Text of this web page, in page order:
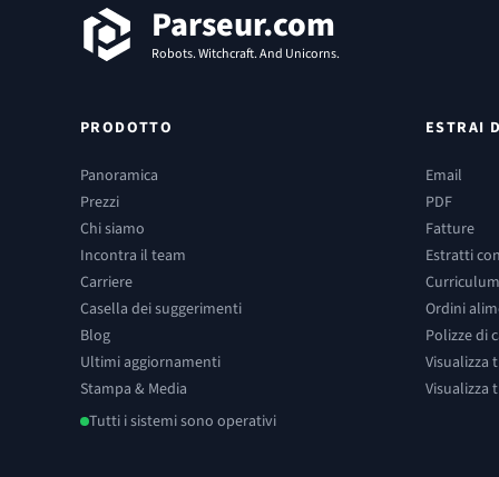
Parseur.com
Robots. Witchcraft. And Unicorns.
PRODOTTO
Panoramica
Prezzi
Chi siamo
Incontra il team
Carriere
Casella dei suggerimenti
Blog
Ultimi aggiornamenti
Stampa & Media
Tutti i sistemi sono operativi
ESTRAI
Email
PDF
Fatture
Estratti
Curriculum
Ordini
Polizze di
Visualizza
Visualizza